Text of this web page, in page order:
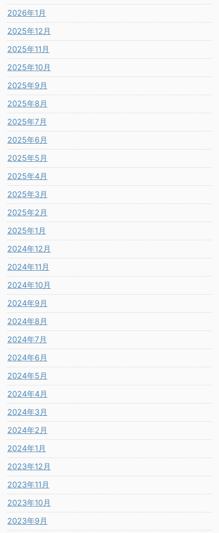
2026年1月
2025年12月
2025年11月
2025年10月
2025年9月
2025年8月
2025年7月
2025年6月
2025年5月
2025年4月
2025年3月
2025年2月
2025年1月
2024年12月
2024年11月
2024年10月
2024年9月
2024年8月
2024年7月
2024年6月
2024年5月
2024年4月
2024年3月
2024年2月
2024年1月
2023年12月
2023年11月
2023年10月
2023年9月